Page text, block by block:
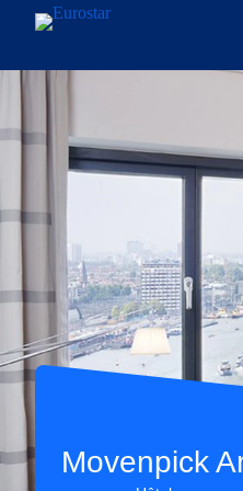
Aller au contenu principal
Movenpick